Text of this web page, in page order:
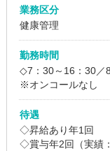
業務区分
健康管理
勤務時間
◇7：30～16：30／
※オンコールなし
待遇
◇昇給あり年1回
◇賞与年2回（実績